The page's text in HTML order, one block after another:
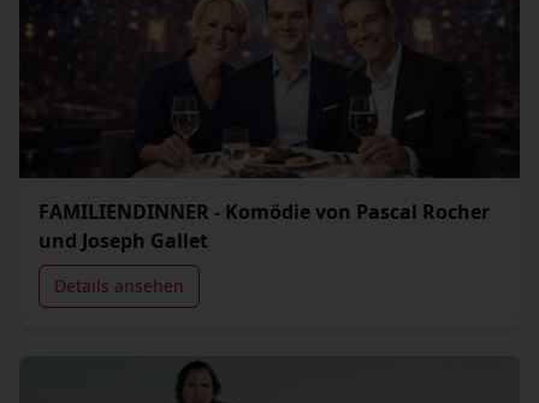
FAMILIENDINNER - Komödie von Pascal Rocher
und Joseph Gallet
Details ansehen